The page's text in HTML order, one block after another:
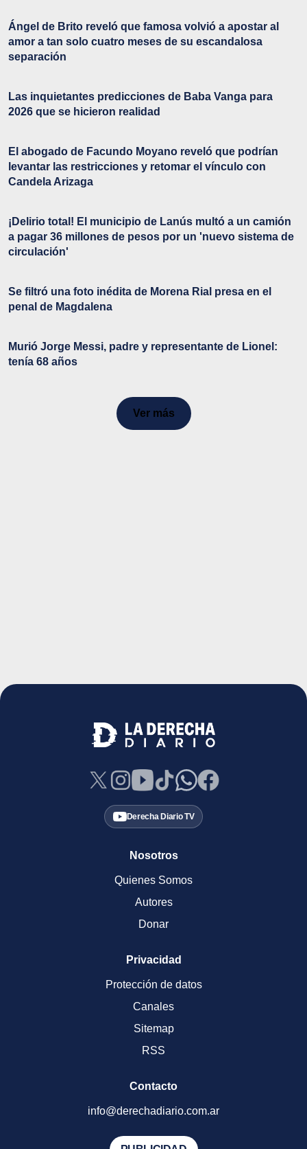
Ángel de Brito reveló que famosa volvió a apostar al
amor a tan solo cuatro meses de su escandalosa
separación
Las inquietantes predicciones de Baba Vanga para
2026 que se hicieron realidad
El abogado de Facundo Moyano reveló que podrían
levantar las restricciones y retomar el vínculo con
Candela Arizaga
¡Delirio total! El municipio de Lanús multó a un camión
a pagar 36 millones de pesos por un 'nuevo sistema de
circulación'
Se filtró una foto inédita de Morena Rial presa en el
penal de Magdalena
Murió Jorge Messi, padre y representante de Lionel:
tenía 68 años
Ver más
Derecha Diario TV
Nosotros
Quienes Somos
Autores
Donar
Privacidad
Protección de datos
Canales
Sitemap
RSS
Contacto
info@derechadiario.com.ar